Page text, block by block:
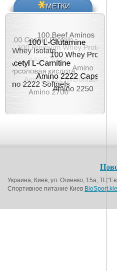
МЕТКИ
Украина, Киев, ул. Огиенко, 15а,
Спортивное питание Киев